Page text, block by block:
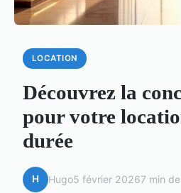
LOCATION
Découvrez la
pour votre
durée
H Hugo5 février 20267 min